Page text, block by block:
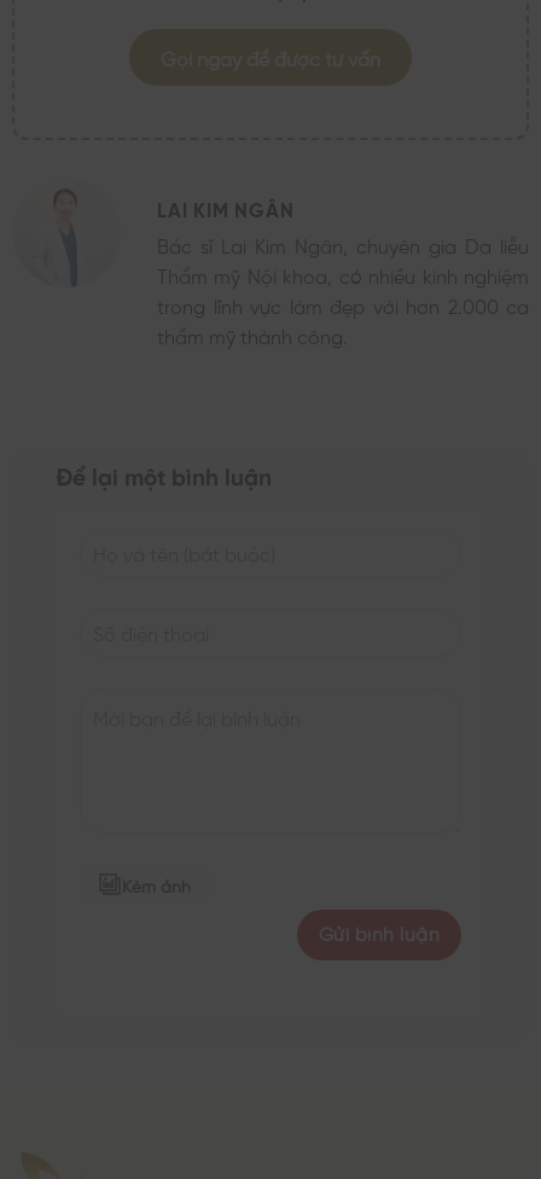
LAI KIM NGÂN
Bác sĩ Lai Kim Ngân, chuyên gia Da liễu
Thẩm mỹ Nội khoa, có nhiều kinh nghiệm
trong lĩnh vực làm đẹp với hơn 2.000 ca
thẩm mỹ thành công.
Để lại một bình luận